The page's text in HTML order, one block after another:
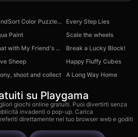
SandSort Color Puzzle Game
Every Step Lies
Paint
Scale the wheels
Chat with My Friend's Brother
Break a Lucky Block!
Sheep
Happy Fluffy Cubes
shoot and collect A Long Way Home
su Playgama
giochi online gratuiti. Puoi divertirti senza
invadenti o pop-up. Carica
direttamente nel tuo browser web e goditi